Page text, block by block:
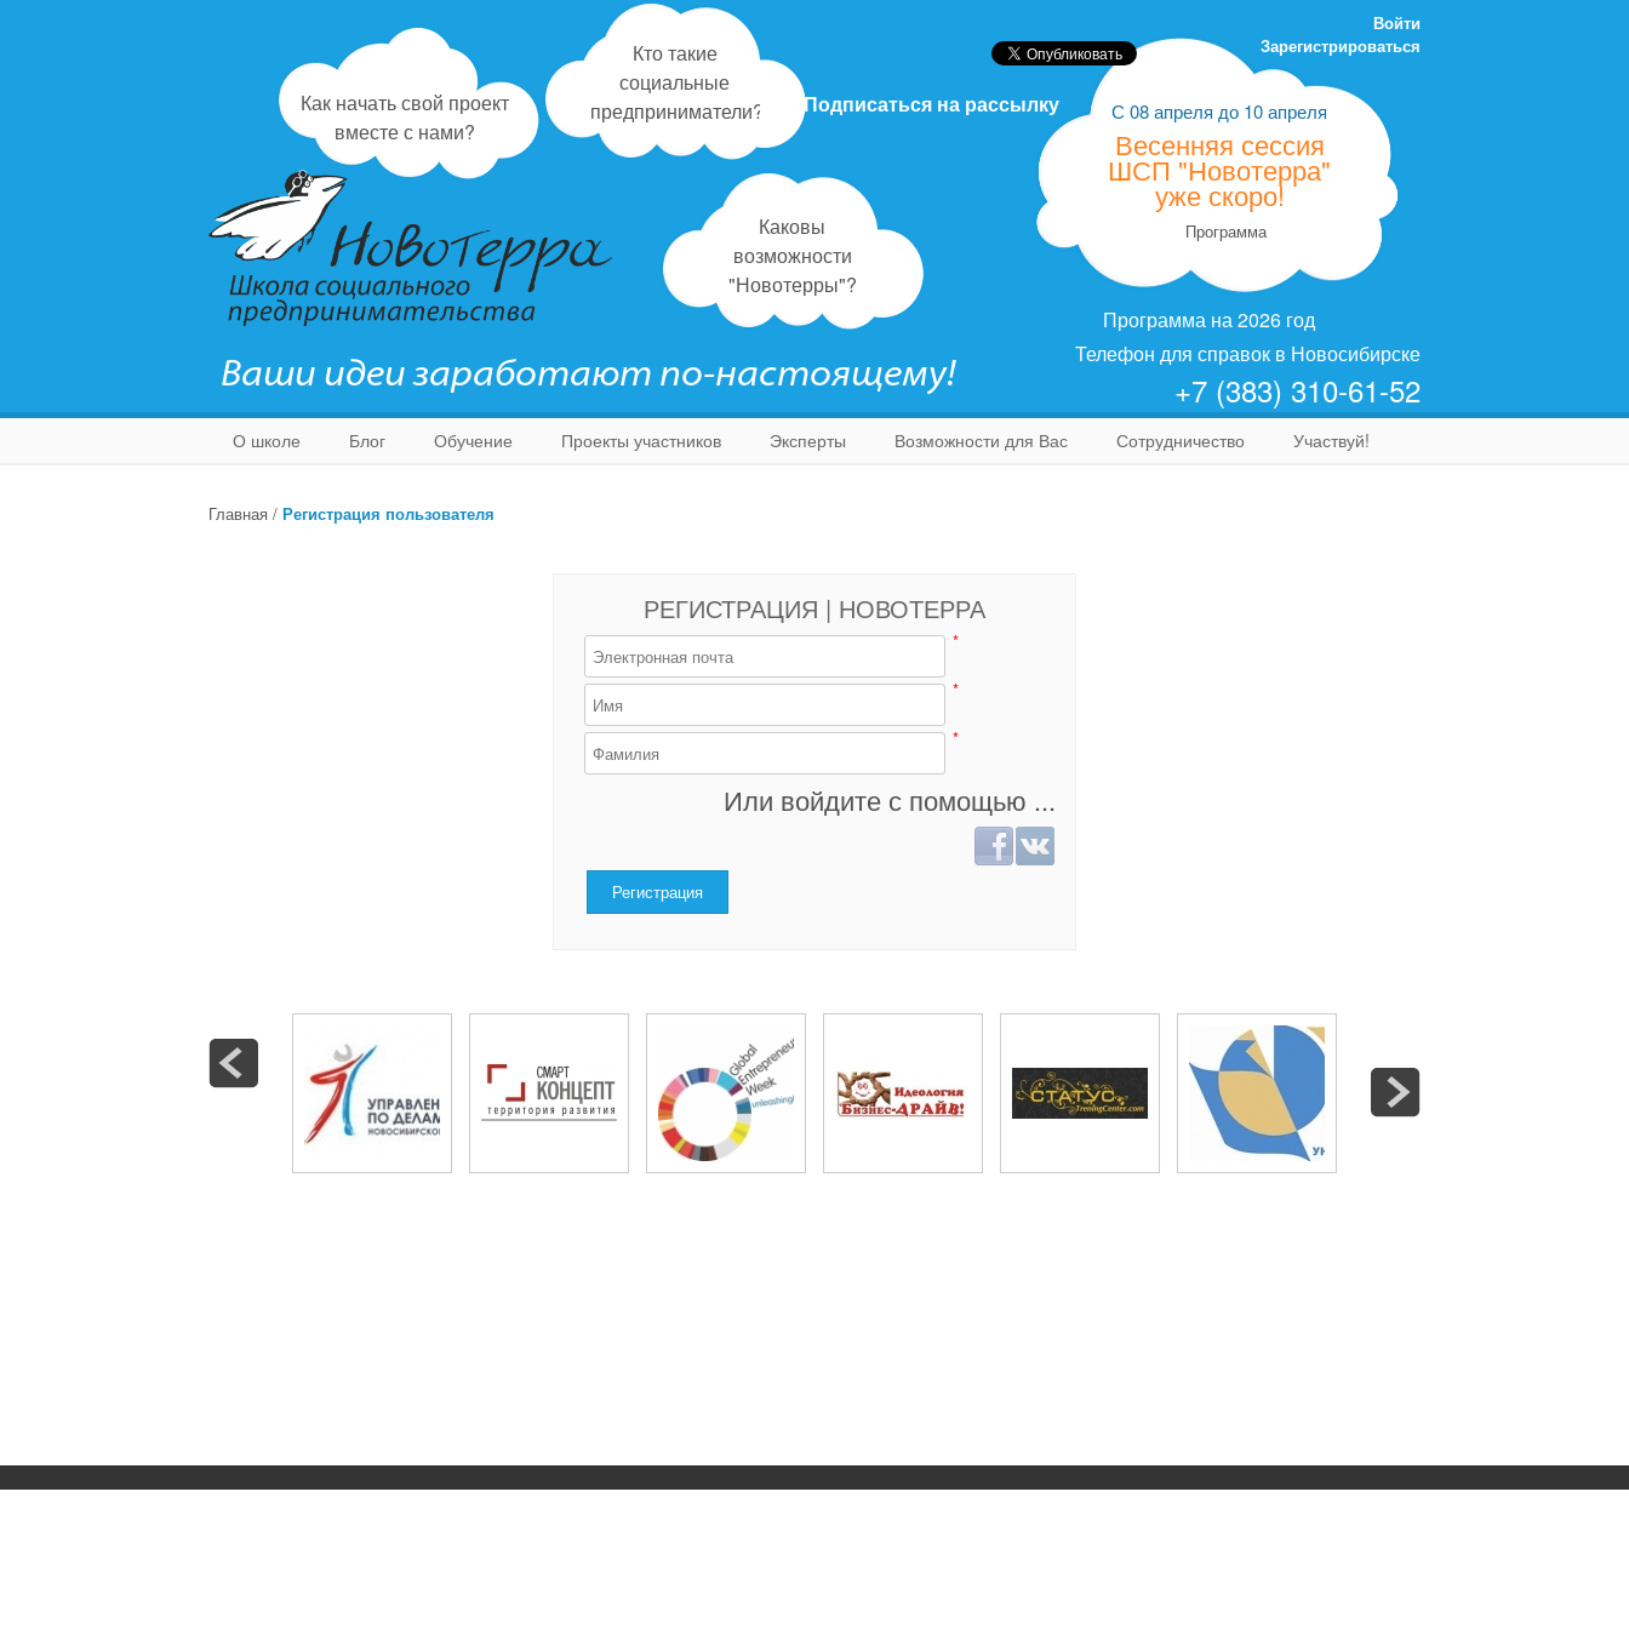
Войти
Зарегистрироваться
Как начать свой проект
вместе с нами?
Кто такие
социальные
предприниматели?
Каковы
возможности
"Новотерры"?
С 08 апреля до 10 апреля
Весенняя сессия
ШСП "Новотерра"
уже скоро!
Программа
Программа на 2026 год
Подписаться на рассылку
Телефон для справок в Новосибирске
+7 (383) 310-61-52
Ваши идеи заработают по-настоящему!
О школе Блог Обучение Проекты участников Эксперты Возможности для Вас Сотрудничество Участвуй!
Главная / Регистрация пользователя
РЕГИСТРАЦИЯ | НОВОТЕРРА
*
*
*
Или войдите с помощью ...